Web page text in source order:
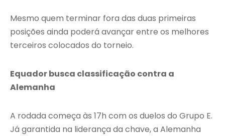
Mesmo quem terminar fora das duas primeiras
posições ainda poderá avançar entre os melhores
terceiros colocados do torneio.
Equador busca classificação contra a
Alemanha
A rodada começa às 17h com os duelos do Grupo E.
Já garantida na liderança da chave, a Alemanha